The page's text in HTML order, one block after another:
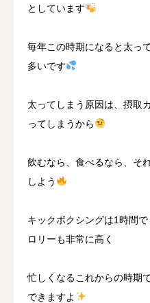
としています
毎年この時期になると太っ
多いです
太ってしまう原因は、摂取
ってしまうから
飲むなら、食べるなら、そ
しよう
キックボクシングは1時間
ロリーも非常に高く
忙しくなるこれからの時期
できますよ